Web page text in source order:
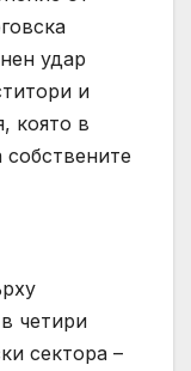
удар
и
която в
четири
сектора –